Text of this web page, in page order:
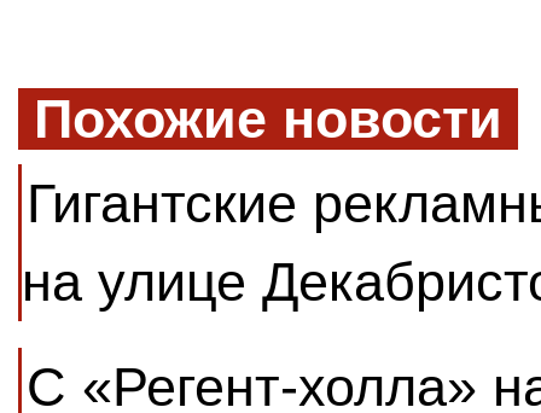
Похожие новости
Гигантские
на улице
С «Регент-холла»